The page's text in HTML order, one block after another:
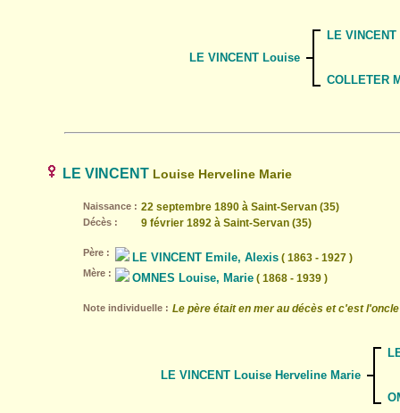
LE VINCENT Louise
LE
COLLETER
LE VINCENT Louise Herveline Marie
Naissance : 22 septembre 1890 à Saint-Servan (35)
Décès : 9 février 1892 à Saint-Servan (35)
Père : LE VINCENT Emile, Alexis ( 1863 - 1927 )
Mère : OMNES Louise, Marie ( 1868 - 1939 )
Note individuelle : Le père était en mer au décès et c'est
LE VINCENT Louise Herveline Marie